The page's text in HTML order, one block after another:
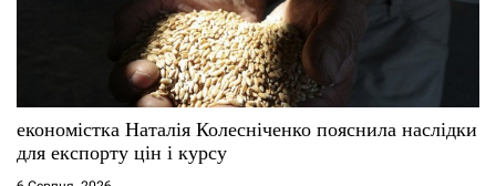
економістка Наталія Колесніченко пояснила наслідки
для експорту цін і курсу